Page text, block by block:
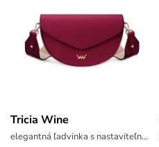
Tricia Wine
elegantná ľadvinka s nastaviteľným popruhom